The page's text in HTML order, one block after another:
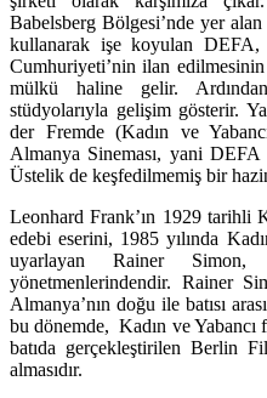
Babelsberg Bölgesi’nde yer
kullanarak işe koyulan DEFA,
Cumhuriyeti’nin ilan
mülkü haline gelir.
stüdyolarıyla gelişim gösterir.
der Fremde (Kadın ve
Almanya Sineması, yani DEFA
Üstelik de keşfedilmemiş bir
Leonhard Frank’ın 1929 tarihli
edebi eserini, 1985 yılında
uyarlayan Rainer
yönetmenlerindendir. Rainer
Almanya’nın doğu ile batısı
bu dönemde, Kadın ve
batıda gerçekleştirilen Berlin
almasıdır.